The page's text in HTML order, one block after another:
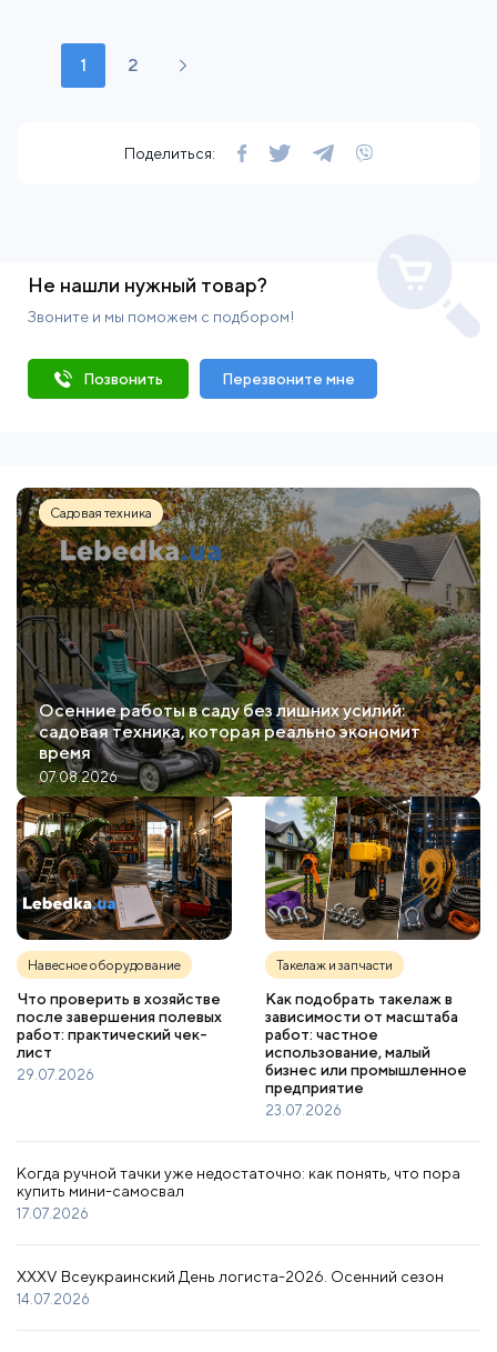
1 2
Поделиться:
Не нашли нужный товар?
Звоните и мы поможем с подбором!
Позвонить Перезвоните мне
Садовая техника
Осенние работы в саду без лишних усилий:
садовая техника, которая реально экономит
время
07.08.2026
Навесное оборудование
Что проверить в хозяйстве
после завершения полевых
работ: практический чек-
лист
29.07.2026
Такелаж и запчасти
Как подобрать такелаж в
зависимости от масштаба
работ: частное
использование, малый
бизнес или промышленное
предприятие
23.07.2026
Когда ручной тачки уже недостаточно: как понять, что пора
купить мини-самосвал
17.07.2026
XXXV Всеукраинский День логиста-2026. Осенний сезон
14.07.2026